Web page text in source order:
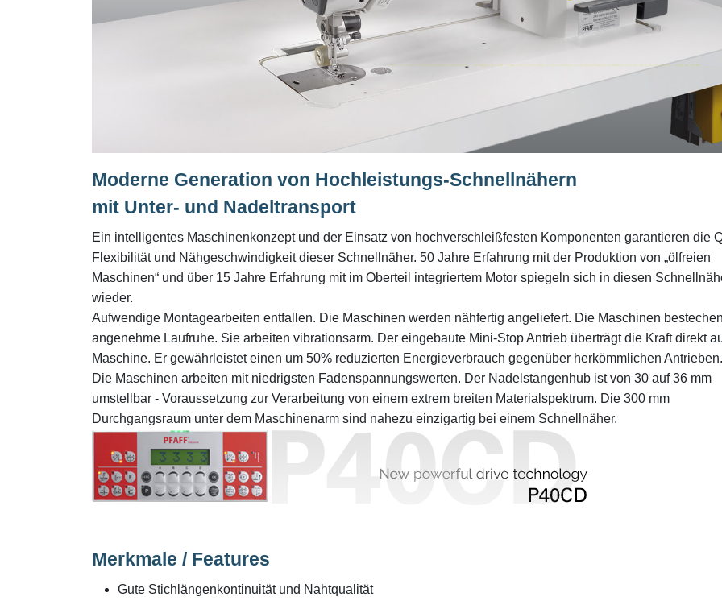
Moderne Generation von Hochleistungs-Schnellnähern
mit Unter- und Nadeltransport
Ein intelligentes Maschinenkonzept und der Einsatz von hochverschleißfesten Komponenten garantieren die
Flexibilität und Nähgeschwindigkeit dieser Schnellnäher. 50 Jahre Erfahrung mit der Produktion von „ölfreien
Maschinen“ und über 15 Jahre Erfahrung mit im Oberteil integriertem Motor spiegeln sich in diesen
wieder.
Aufwendige Montagearbeiten entfallen. Die Maschinen werden nähfertig angeliefert. Die Maschinen
angenehme Laufruhe. Sie arbeiten vibrationsarm. Der eingebaute Mini-Stop Antrieb überträgt die Kraft direkt
Maschine. Er gewährleistet einen um 50% reduzierten Energieverbrauch gegenüber herkömmlichen Antrieben.
Die Maschinen arbeiten mit niedrigsten Fadenspannungswerten. Der Nadelstangenhub ist von 30 auf 36 mm
umstellbar - Voraussetzung zur Verarbeitung von einem extrem breiten Materialspektrum. Die 300 mm
Durchgangsraum unter dem Maschinenarm sind nahezu einzigartig bei einem Schnellnäher.
Merkmale / Features
Gute Stichlängenkontinuität und Nahtqualität